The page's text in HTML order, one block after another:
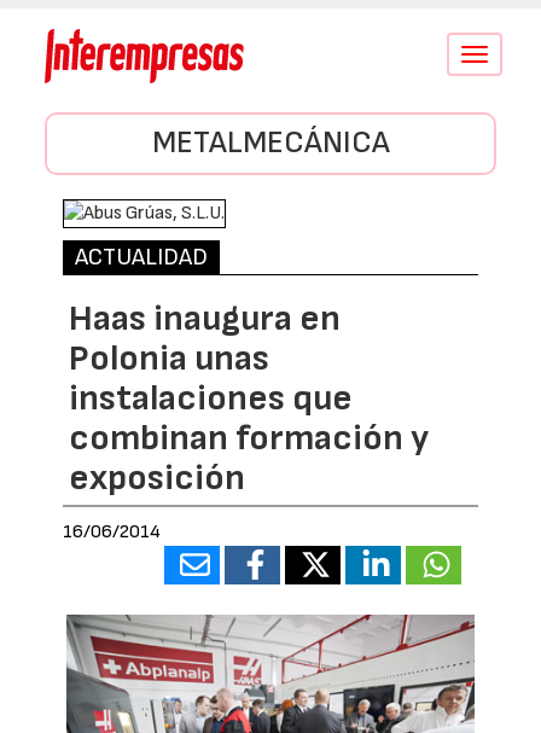
Conmutar
METALMECÁNICA
ACTUALIDAD
Haas inaugura en
Polonia unas
instalaciones que
combinan formación y
exposición
16/06/2014